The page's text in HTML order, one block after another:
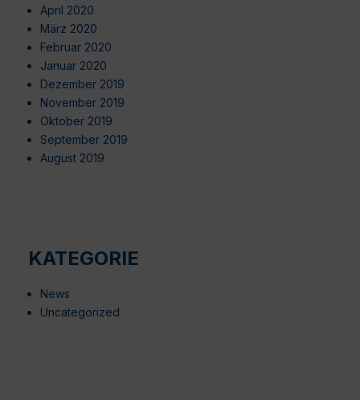
April 2020
März 2020
Februar 2020
Januar 2020
Dezember 2019
November 2019
Oktober 2019
September 2019
August 2019
KATEGORIE
News
Uncategorized